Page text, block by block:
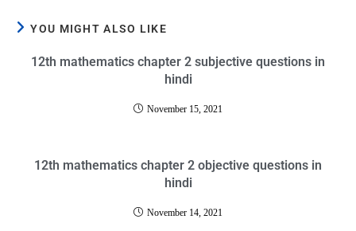
YOU MIGHT ALSO LIKE
12th mathematics chapter 2 subjective questions in
hindi
November 15, 2021
12th mathematics chapter 2 objective questions in
hindi
November 14, 2021